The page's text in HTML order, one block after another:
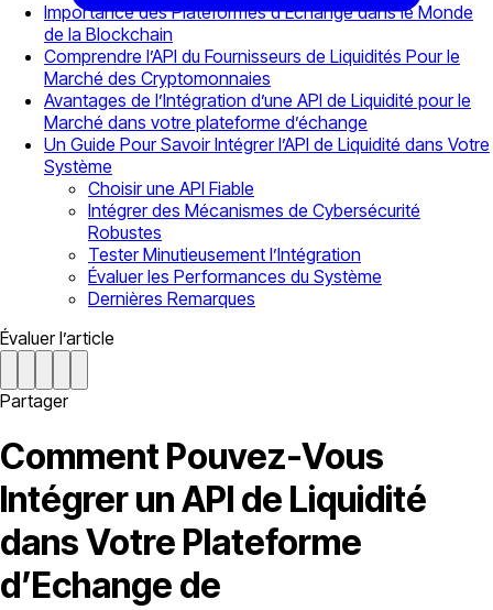
Importance des Plateformes d’Echange dans le Monde
de la Blockchain
Comprendre l’API du Fournisseurs de Liquidités Pour le
Marché des Cryptomonnaies
Avantages de l’Intégration d’une API de Liquidité pour le
Marché dans votre plateforme d’échange
Un Guide Pour Savoir Intégrer l’API de Liquidité dans Votre
Système
Choisir une API Fiable
Intégrer des Mécanismes de Cybersécurité
Robustes
Tester Minutieusement l’Intégration
Évaluer les Performances du Système
Dernières Remarques
Évaluer l’article
Partager
Comment Pouvez-Vous
Intégrer un API de Liquidité
dans Votre Plateforme
d’Echange de